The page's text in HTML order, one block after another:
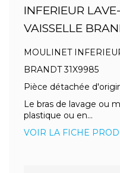
INFERIEUR LAVE-
VAISSELLE
MOULINET
BRANDT 31X9985
Pièce détachée
Le bras de lavage ou
plastique ou en...
VOIR LA FICHE